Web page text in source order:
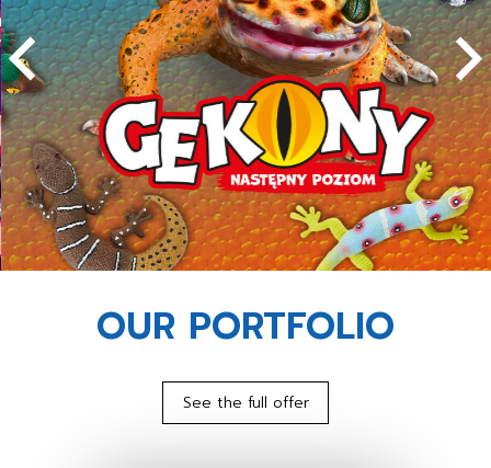
OUR PORTFOLIO
See the full offer